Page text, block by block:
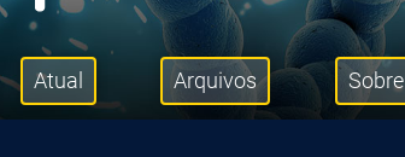
Atual Arquivos Sobre